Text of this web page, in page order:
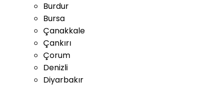
Burdur
Bursa
Çanakkale
Çankırı
Çorum
Denizli
Diyarbakır